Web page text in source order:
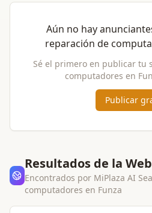
Aún no hay
reparación de
Sé el primero en publicar tu
computadores en
Publicar
Resultados de la Web
Encontrados por MiPlaza AI
computadores en Funza